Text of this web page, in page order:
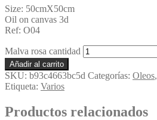
Size: 50cmX50cm
Oil on canvas 3d
Ref: O04
Malva rosa cantidad
Añadir al carrito
SKU: b93c4663bc5d Categorías: Oleos,
Etiqueta: Varios
Productos relacionados